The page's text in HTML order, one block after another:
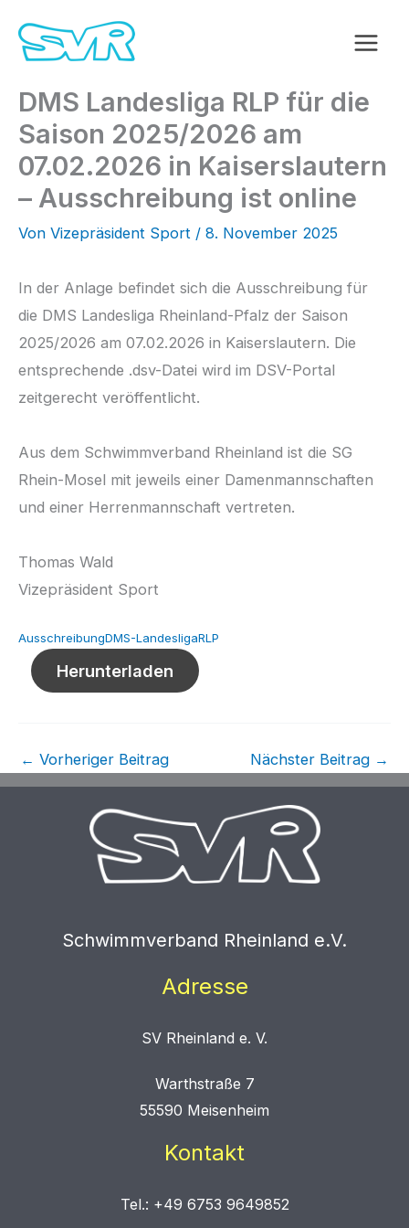
Inhalt
DMS Landesliga RLP für die
Saison 2025/2026 am
07.02.2026 in Kaiserslautern
– Ausschreibung ist online
Von Vizepräsident Sport / 8. November 2025
In der Anlage befindet sich die Ausschreibung für
die DMS Landesliga Rheinland-Pfalz der Saison
2025/2026 am 07.02.2026 in Kaiserslautern. Die
entsprechende .dsv-Datei wird im DSV-Portal
zeitgerecht veröffentlicht.
Aus dem Schwimmverband Rheinland ist die SG
Rhein-Mosel mit jeweils einer Damenmannschaften
und einer Herrenmannschaft vertreten.
Thomas Wald
Vizepräsident Sport
AusschreibungDMS-LandesligaRLP
Herunterladen
← Vorheriger Beitrag Nächster Beitrag →
Schwimmverband Rheinland e.V.
Adresse
SV Rheinland e. V.
Warthstraße 7
55590 Meisenheim
Kontakt
Tel.: +49 6753 9649852